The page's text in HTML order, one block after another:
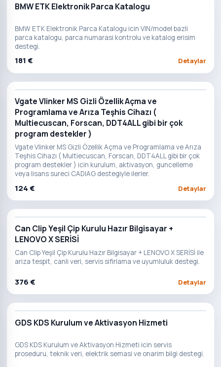
BMW ETK Elektronik Parca Katalogu
BMW ETK Elektronik Parca Katalogu icin VIN/model bazli
parca katalogu, parca numarasi kontrolu ve katalog erisim
destegi.
181 € Detaylar
Vgate Vlinker MS Gizli Özellik Açma ve
Programlama ve Arıza Teşhis Cihazı (
Multiecuscan, Forscan, DDT4ALL gibi bir çok
program destekler )
Vgate Vlinker MS Gizli Özellik Açma ve Programlama ve Arıza
Teşhis Cihazı ( Multiecuscan, Forscan, DDT4ALL gibi bir çok
program destekler ) icin kurulum, aktivasyon, guncelleme
veya lisans sureci CADIAG destegiyle ilerler.
124 € Detaylar
Can Clip Yeşil Çip Kurulu Hazır Bilgisayar +
LENOVO X SERİSİ
Can Clip Yeşil Çip Kurulu Hazır Bilgisayar + LENOVO X SERİSİ ile
ariza tespit, canli veri, servis sifirlama ve uyumluluk destegi.
376 € Detaylar
GDS KDS Kurulum ve Aktivasyon Hizmeti
GDS KDS Kurulum ve Aktivasyon Hizmeti icin servis
proseduru, teknik veri, elektrik semasi ve onarim bilgi destegi.